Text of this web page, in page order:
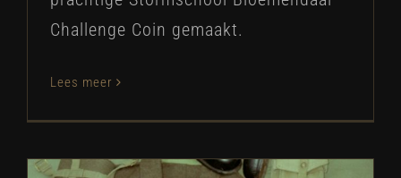
Challenge Coin gemaakt.
Lees meer